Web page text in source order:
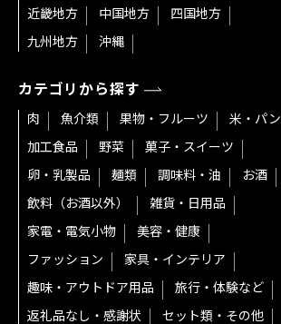
近畿地方
中国地方
四国地方
九州地方
沖縄
カテゴリから探す
肉 魚介類 果物・フルーツ
米・パン
加工食品
野菜
菓子・スイーツ
卵・乳製品
麺類 調味料・油
お酒
飲料（お酒以外）
雑貨・日用品
家電・電気小物
美容・健康
ファッション
家具・インテリア
趣味・アウトドア用品
旅行・体験など
返礼品なし・感謝状
セット類・その他